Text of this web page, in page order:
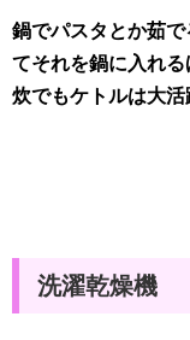
鍋でパスタとか茹
てそれを鍋に入れ
炊でもケトルは大活
洗濯乾燥機